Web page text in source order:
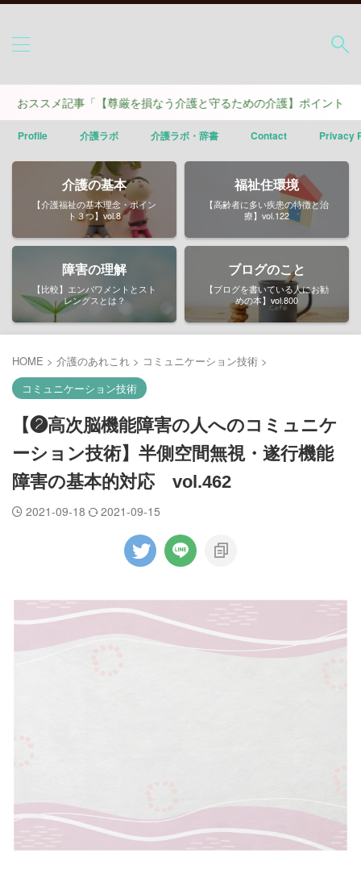
メ記事「【尊厳を損なう介護と守るための介護】ポイントは４つ」
Profile 介護ラボ 介護ラボ・辞書 Contact Privacy
介護の基本
【介護福祉の基本理念・ポイン
ト３つ】vol.8
福祉住環境
【高齢者に多い疾患の特徴と治
療】vol.122
障害の理解
【比較】エンパワメントとスト
レングスとは？
ブログのこと
【ブログを書いている人にお勧
めの本】vol.800
HOME > 介護のあれこれ > コミュニケーション技術 >
コミュニケーション技術
【❷高次脳機能障害の人へのコミュニケ
ーション技術】半側空間無視・遂行機能
障害の基本的対応 vol.462
2021-09-18 2021-09-15